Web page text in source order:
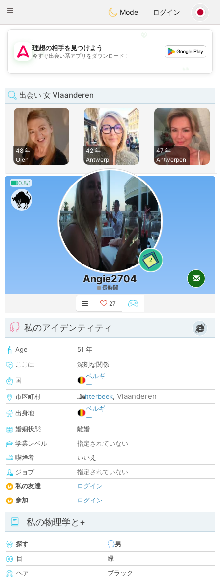
Tantôt
Toggle
Mode ログイン
💖
💕
理想の相手を見つけよう
今すぐ出会い系アプリをダウンロード！
出会い 女 Vlaanderen
48 年
Olen
42 年
Antwerp
47 年
Antwerpen
0.8/1
2
Angie2704
長時間
27
私のアイデンティティ
Age
51 年
ここに
深刻な関係
国
ベルギ
ー
市区町村
Itterbeek, Vlaanderen
出身地
ベルギ
ー
婚姻状態
離婚
学業レベル
指定されていない
喫煙者
いいえ
ジョブ
指定されていない
私の友達
ログイン
参加
ログイン
私の物理学と+
探す
男
目
緑
ヘア
ブラック